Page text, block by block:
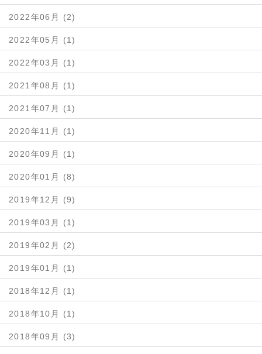
2022年06月 (2)
2022年05月 (1)
2022年03月 (1)
2021年08月 (1)
2021年07月 (1)
2020年11月 (1)
2020年09月 (1)
2020年01月 (8)
2019年12月 (9)
2019年03月 (1)
2019年02月 (2)
2019年01月 (1)
2018年12月 (1)
2018年10月 (1)
2018年09月 (3)